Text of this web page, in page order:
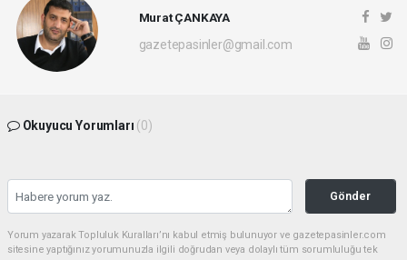
Murat ÇANKAYA
gazetepasinler@gmail.com
Okuyucu Yorumları (0)
Gönder
Yorum yazarak Topluluk Kuralları’nı kabul etmiş bulunuyor ve gazetepasinler.com
sitesine yaptığınız yorumunuzla ilgili doğrudan veya dolaylı tüm sorumluluğu tek